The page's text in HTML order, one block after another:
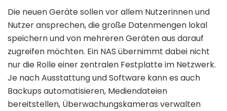
Die neuen Geräte sollen vor allem Nutzerinnen und
Nutzer ansprechen, die große Datenmengen lokal
speichern und von mehreren Geräten aus darauf
zugreifen möchten. Ein NAS übernimmt dabei nicht
nur die Rolle einer zentralen Festplatte im Netzwerk.
Je nach Ausstattung und Software kann es auch
Backups automatisieren, Mediendateien
bereitstellen, Überwachungskameras verwalten